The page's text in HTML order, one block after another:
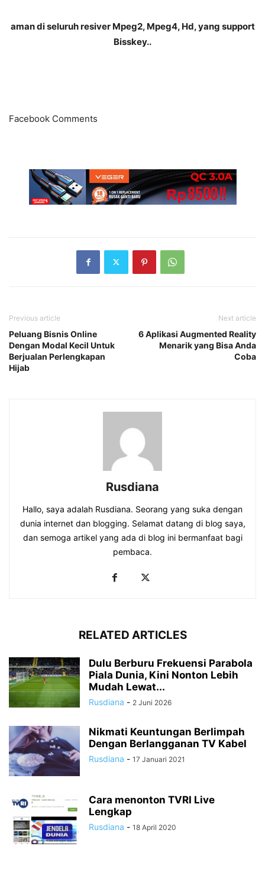
aman di seluruh resiver Mpeg2, Mpeg4, Hd, yang support
Bisskey..
Facebook Comments
Previous article
Peluang Bisnis Online
Dengan Modal Kecil Untuk
Berjualan Perlengkapan
Hijab
Next article
6 Aplikasi Augmented Reality
Menarik yang Bisa Anda
Coba
Rusdiana
Hallo, saya adalah Rusdiana. Seorang yang suka dengan
dunia internet dan blogging. Selamat datang di blog saya,
dan semoga artikel yang ada di blog ini bermanfaat bagi
pembaca.
RELATED ARTICLES
Dulu Berburu Frekuensi Parabola
Piala Dunia, Kini Nonton Lebih
Mudah Lewat...
Rusdiana - 2 Juni 2026
Nikmati Keuntungan Berlimpah
Dengan Berlangganan TV Kabel
Rusdiana - 17 Januari 2021
Cara menonton TVRI Live
Lengkap
Rusdiana - 18 April 2020